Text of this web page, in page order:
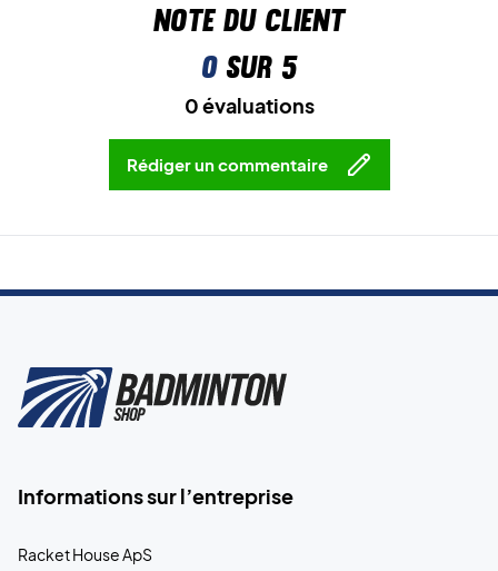
Note du client
0sur 5
0 évaluations
Rédiger un commentaire
Informations sur l’entreprise
Racket House ApS